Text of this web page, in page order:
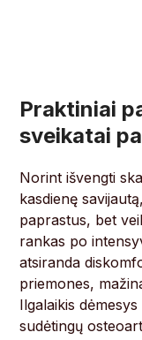
Praktiniai
sveikatai
Norint išvengti
kasdienę
paprastus, bet
rankas po
atsiranda
priemones,
Ilgalaikis
sudėtingų